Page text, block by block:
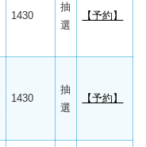
1430
抽
選
【予約】
1430
抽
選
【予約】